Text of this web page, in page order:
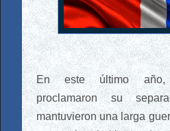
En este último año,
proclamaron su
mantuvieron una larga